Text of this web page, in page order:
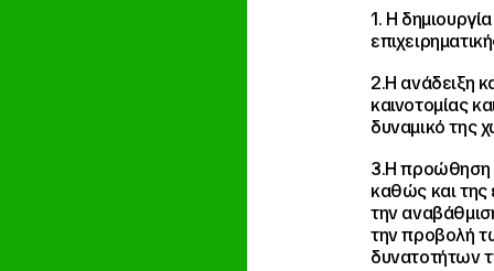
1. Η
2.Η ανάδειξη
καινοτομίας
δυναμικό της
3.Η προώθηση
καθώς και
την
την προβολή
δυνατοτήτων